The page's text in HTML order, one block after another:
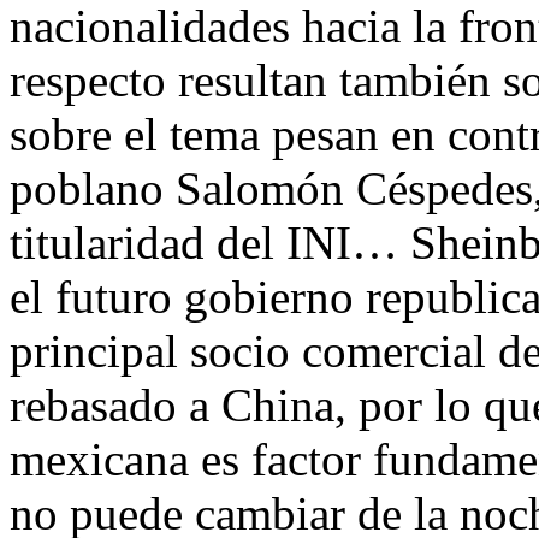
nacionalidades hacia la
respecto resultan también
sobre el tema pesan en
poblano Salomón
titularidad del INI…
el futuro gobierno
principal socio comercial
rebasado a China, por lo
mexicana es factor
no puede cambiar de la